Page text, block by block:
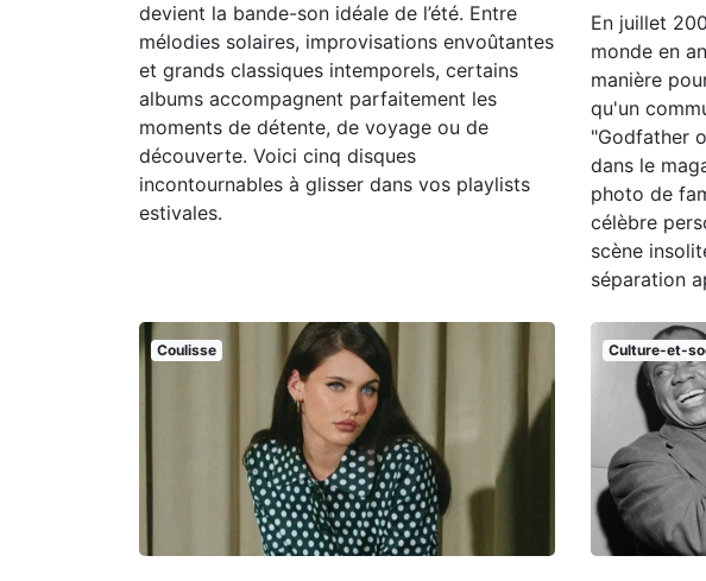
devient la bande-son idéale de l’été. Entre
mélodies solaires, improvisations envoûtantes
et grands classiques intemporels, certains
albums accompagnent parfaitement les
moments de détente, de voyage ou de
découverte. Voici cinq disques
incontournables à glisser dans vos playlists
estivales.
En juillet
monde en
manière
qu'un
"Godfather
dans le
photo de
célèbre
scène
séparation
Coulisse Culture-et-